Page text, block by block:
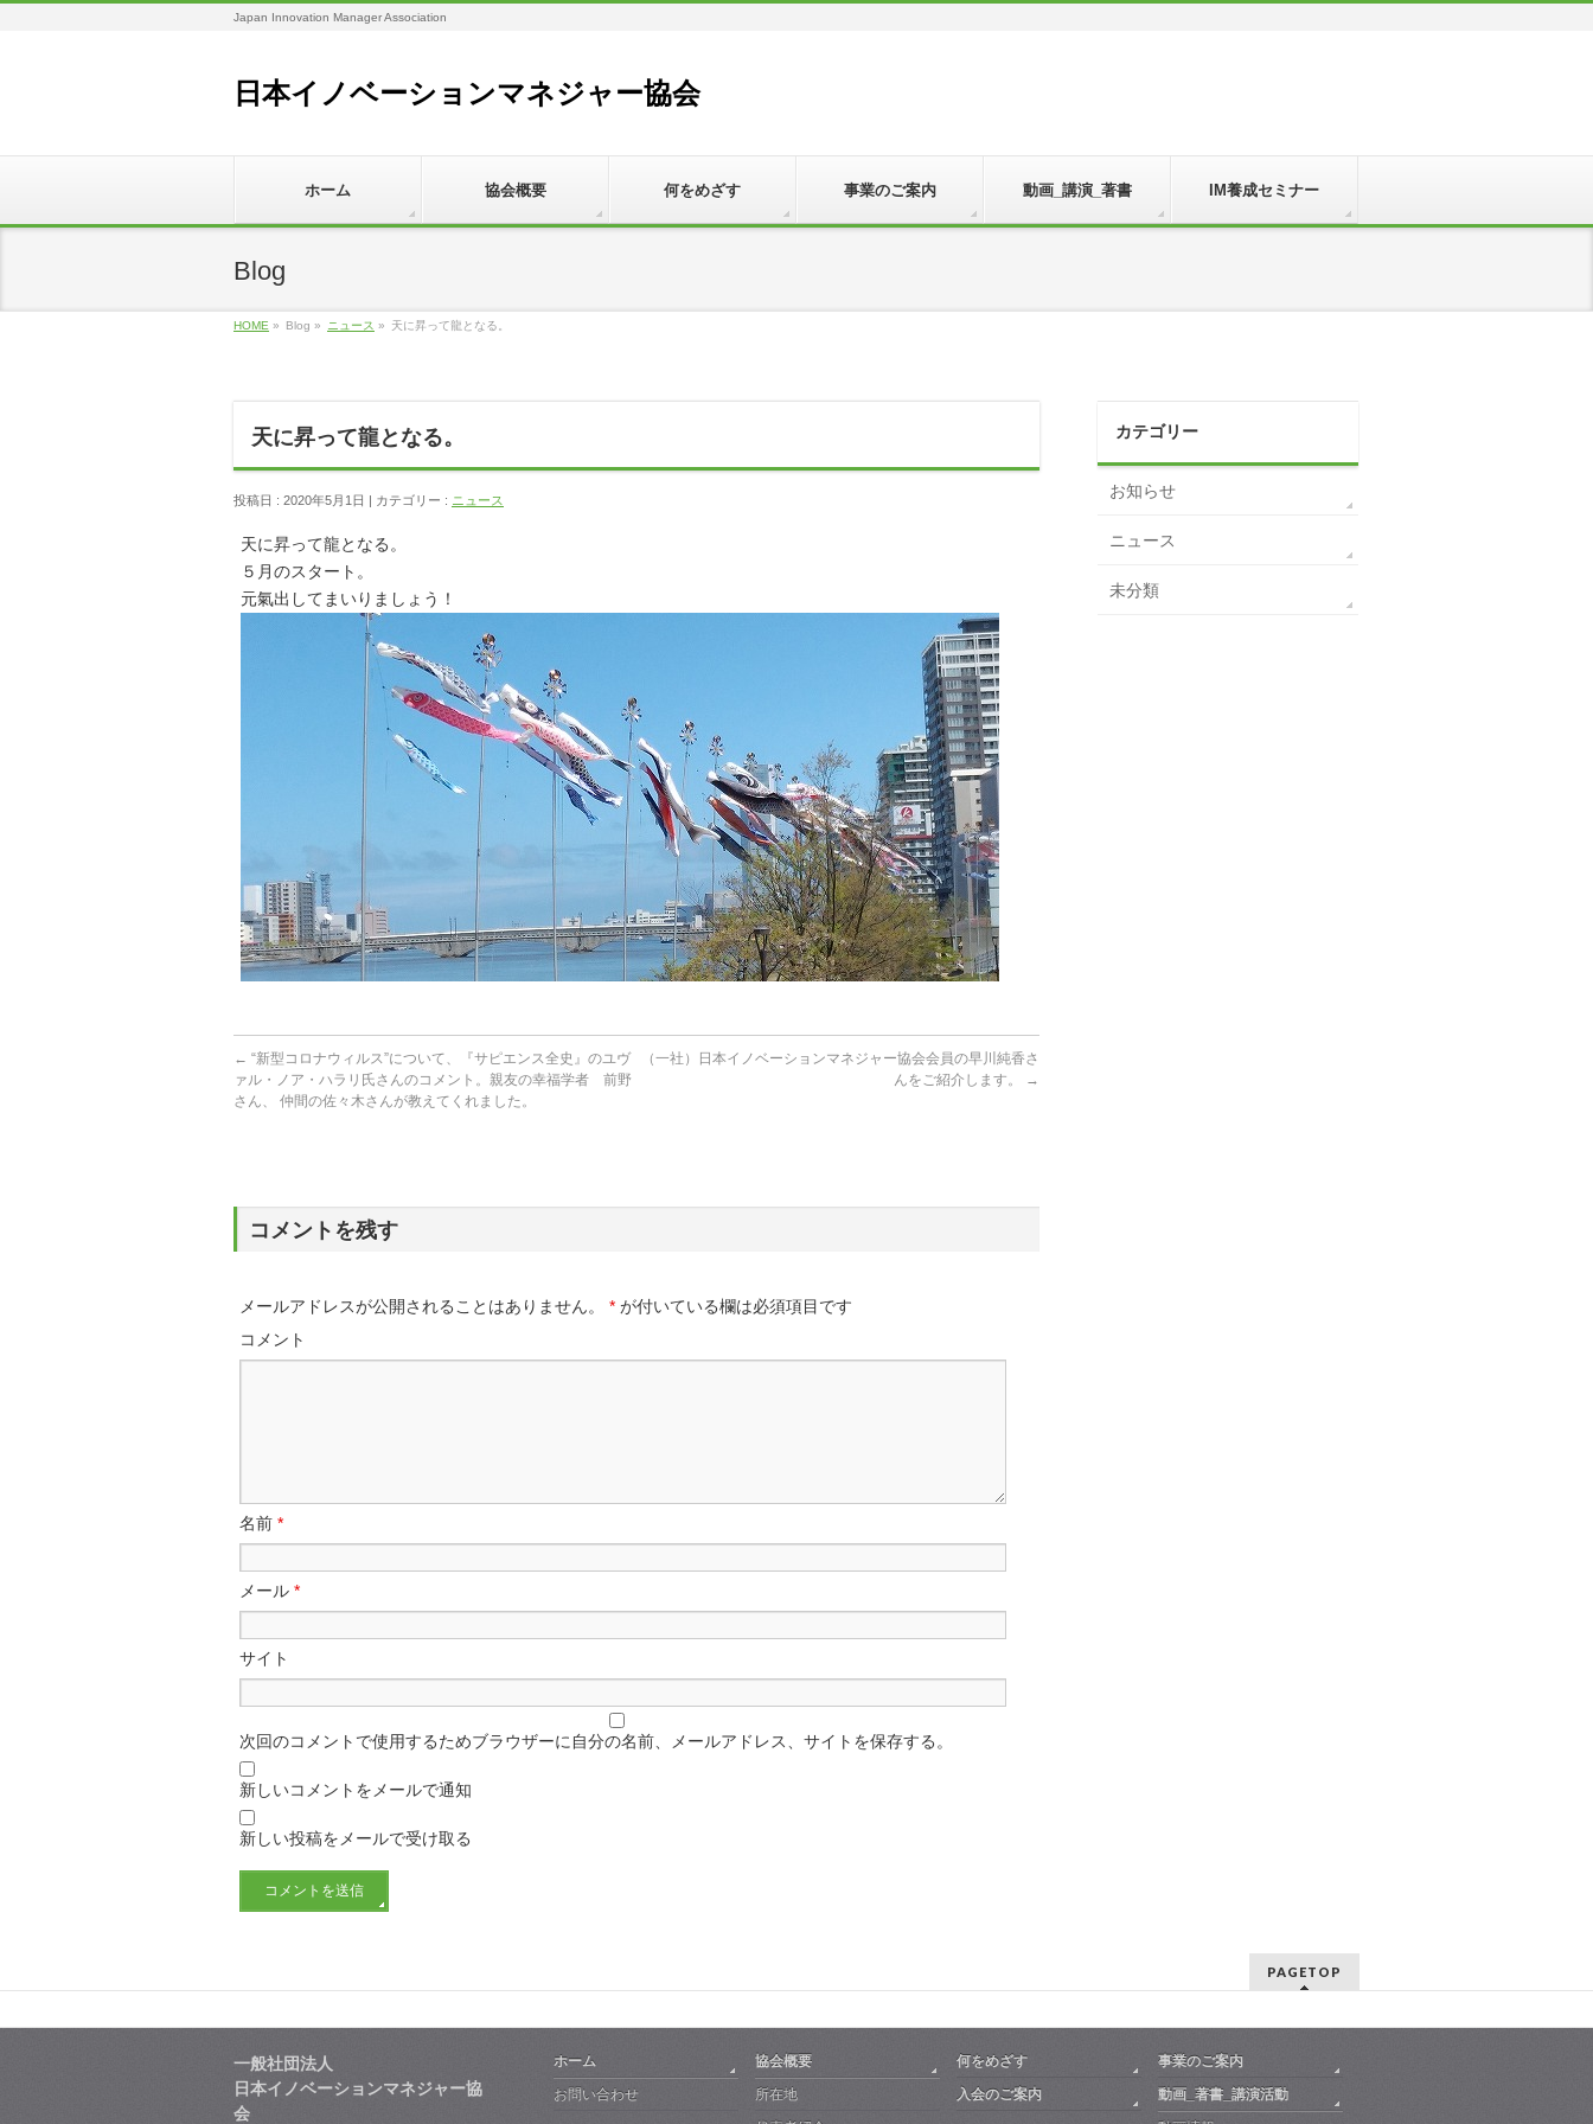
Japan Innovation Manager Association
日本イノベーションマネジャー協会
ホーム 協会概要 何をめざす 事業のご案内 動画_講演_著書 IM養成セミナー
Blog
HOME » Blog » ニュース » 天に昇って龍となる。
天に昇って龍となる。
投稿日 : 2020年5月1日 | カテゴリー : ニュース
天に昇って龍となる。
５月のスタート。
元氣出してまいりましょう！
← “新型コロナウィルス”について、『サピエンス全史』のユヴ
ァル・ノア・ハラリ氏さんのコメント。親友の幸福学者 前野
さん、 仲間の佐々木さんが教えてくれました。
（一社）日本イノベーションマネジャー協会会員の早川純香さ
んをご紹介します。
→
コメントを残す
メールアドレスが公開されることはありません。 * が付いている欄は必須項目です
コメント
名前 *
メール *
サイト
次回のコメントで使用するためブラウザーに自分の名前、メールアドレス、サイトを保存する。
新しいコメントをメールで通知
新しい投稿をメールで受け取る
カテゴリー
お知らせ
ニュース
未分類
PAGETOP
一般社団法人
日本イノベーションマネジャー協
会
ホーム
お問い合わせ
協会概要
所在地
何をめざす
事業のご案内
入会のご案内
動画_著書_講演活動